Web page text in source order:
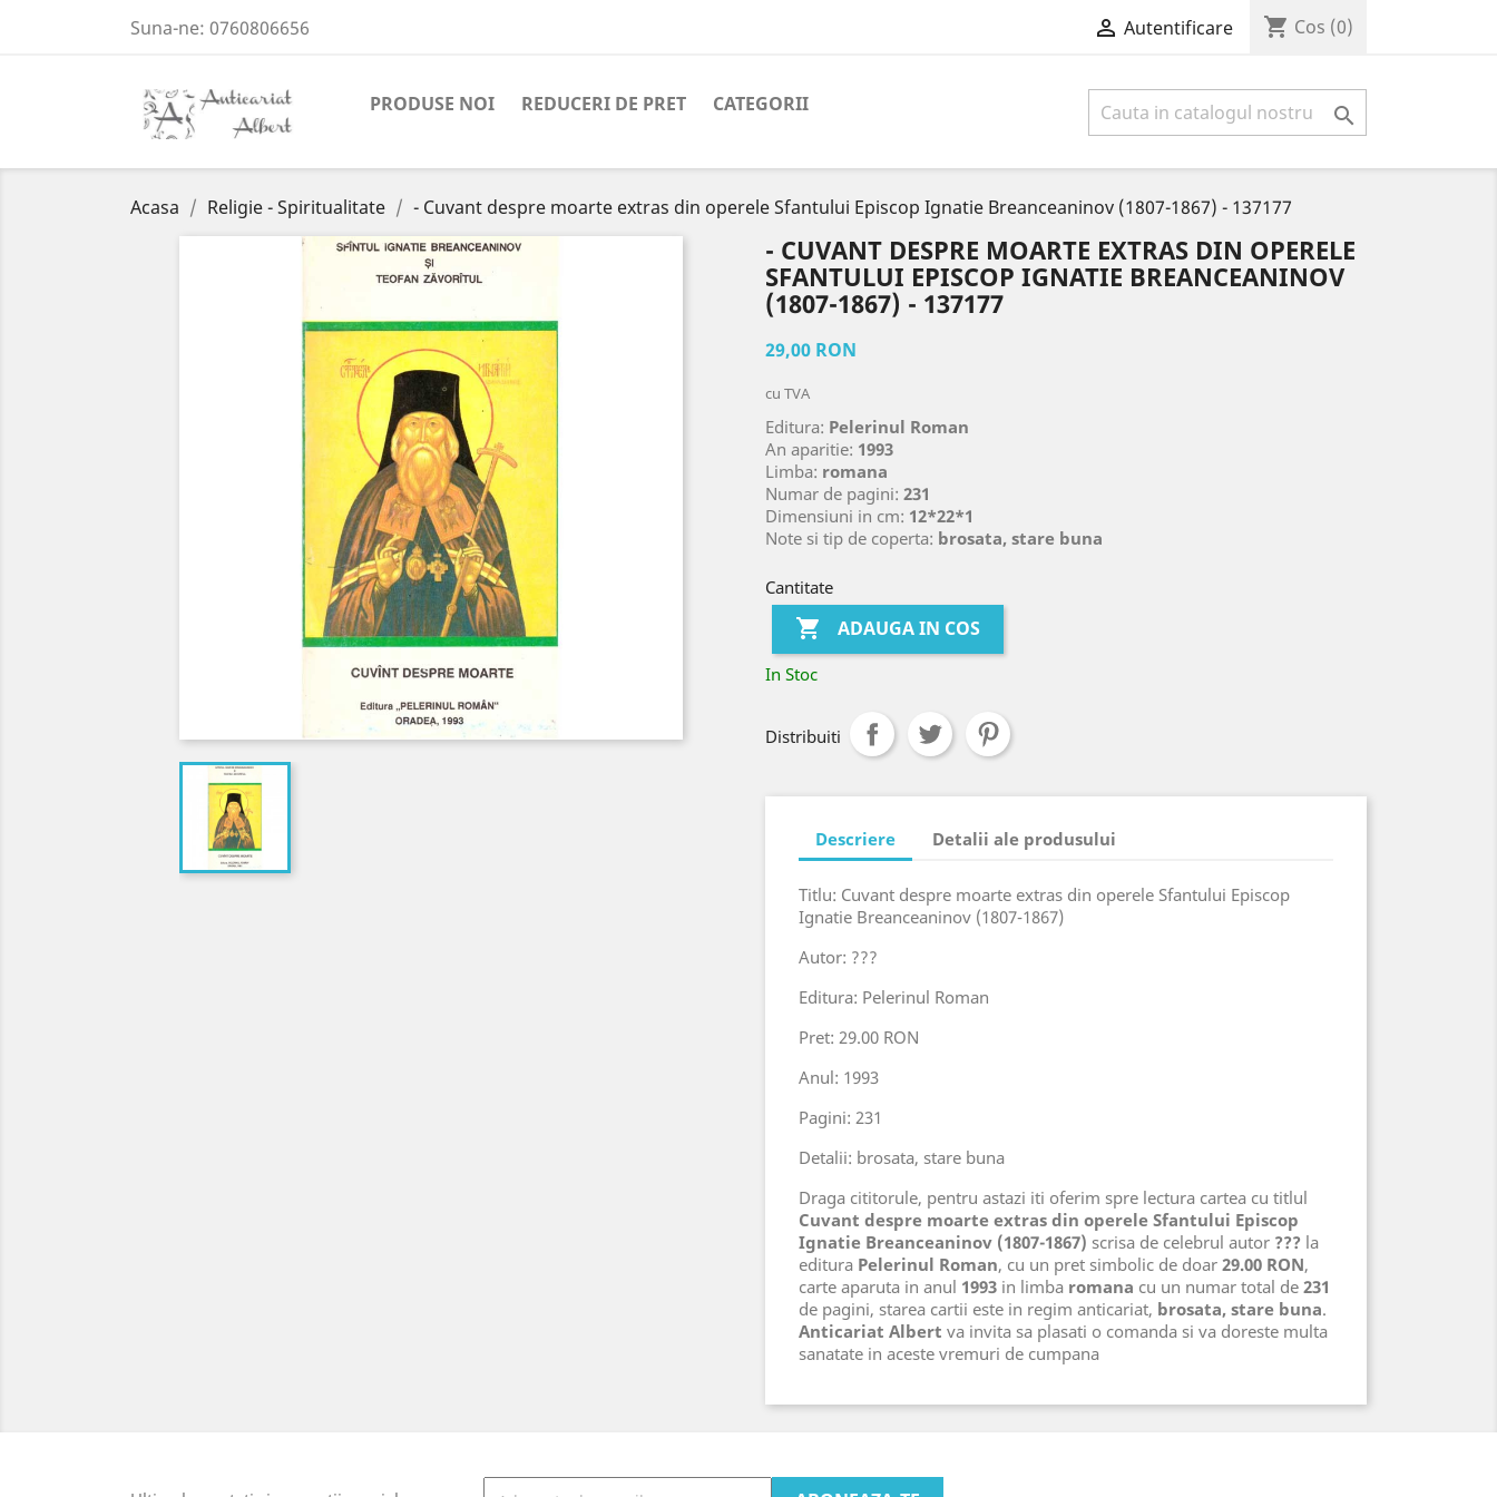
Suna-ne: 0760806656  Autentificare shopping_cart Cos (0)
PRODUSE NOI REDUCERI DE PRET CATEGORII 
Acasa Religie - Spiritualitate - Cuvant despre moarte extras din operele Sfantului Episcop Ignatie Breanceaninov (1807-1867) - 137177
- CUVANT DESPRE MOARTE EXTRAS DIN OPERELE
SFANTULUI EPISCOP IGNATIE BREANCEANINOV
(1807-1867) - 137177
29,00 RON
cu TVA
Editura: Pelerinul Roman
An aparitie: 1993
Limba: romana
Numar de pagini: 231
Dimensiuni in cm: 12*22*1
Note si tip de coperta: brosata, stare buna
Cantitate
 ADAUGA IN COS
In Stoc
Distribuiti
Descriere Detalii ale produsului
Titlu: Cuvant despre moarte extras din operele Sfantului Episcop
Ignatie Breanceaninov (1807-1867)
Autor: ???
Editura: Pelerinul Roman
Pret: 29.00 RON
Anul: 1993
Pagini: 231
Detalii: brosata, stare buna
Draga cititorule, pentru astazi iti oferim spre lectura cartea cu titlul
Cuvant despre moarte extras din operele Sfantului Episcop
Ignatie Breanceaninov (1807-1867) scrisa de celebrul autor ??? la
editura Pelerinul Roman, cu un pret simbolic de doar 29.00 RON,
carte aparuta in anul 1993 in limba romana cu un numar total de 231
de pagini, starea cartii este in regim anticariat, brosata, stare buna.
Anticariat Albert va invita sa plasati o comanda si va doreste multa
sanatate in aceste vremuri de cumpana